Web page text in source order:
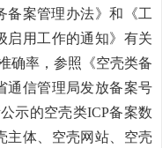
备案管理办法》和《工
启用工作的通知》有关
确率，参照《空壳类备
通信管理局发放备案号
示的空壳类ICP备案数
主体、空壳网站、空壳